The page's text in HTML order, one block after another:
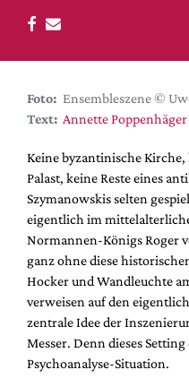
DdB-map
Kalender
Festival-Planer
Alle Hefte
Leseproben
Podcast
Service
Shop / Abo
Newsletter
Redaktion
Autor:innen
Foto: Ensembleszene ©
Text: Annette Poppenhäger
Keine byzantinische
Palast, keine Reste eines
Szymanowskis selten
eigentlich im
Normannen-Königs Roger
ganz ohne diese
Hocker und Wandleuchte
verweisen auf den
zentrale Idee der
Messer. Denn dieses
Psychoanalyse-Situation.